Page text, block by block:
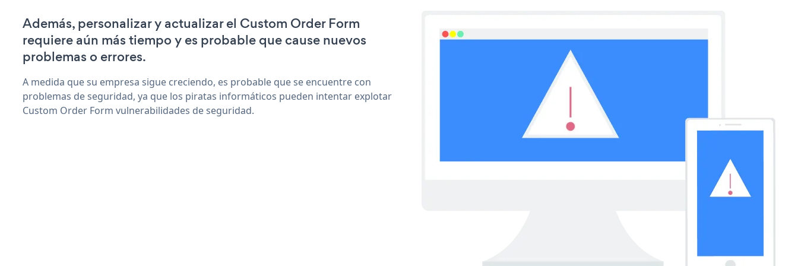
Además, personalizar y actualizar el Custom Order Form
requiere aún más tiempo y es probable que cause nuevos
problemas o errores.
A medida que su empresa sigue creciendo, es probable que se encuentre con
problemas de seguridad, ya que los piratas informáticos pueden intentar explotar
Custom Order Form vulnerabilidades de seguridad.